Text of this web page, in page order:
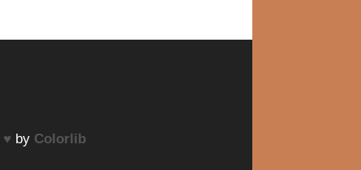
♥ by Colorlib